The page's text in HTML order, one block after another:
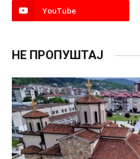
YouTube
НЕ ПРОПУШТАЈ